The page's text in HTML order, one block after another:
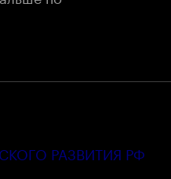
РАЗВИТИЯ РФ